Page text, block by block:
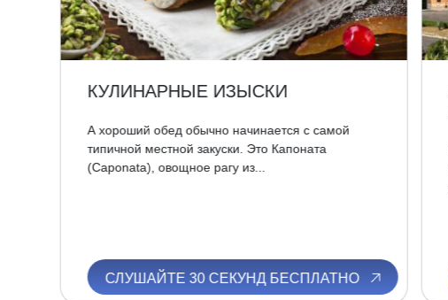
КУЛИНАРНЫЕ ИЗЫСКИ
А хороший обед обычно начинается с самой
типичной местной закуски. Это Капоната
(Caponata), овощное рагу из...
СЛУШАЙТЕ 30 СЕКУНД БЕСПЛАТНО